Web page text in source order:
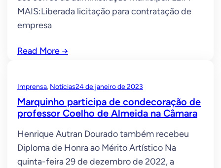
MAIS:Liberada licitação para contratação de
empresa
Read More →
Imprensa, Notícias24 de janeiro de 2023
Marquinho participa de condecoração de
professor Coelho de Almeida na Câmara
Henrique Autran Dourado também recebeu
Diploma de Honra ao Mérito Artístico Na
quinta-feira 29 de dezembro de 2022, a